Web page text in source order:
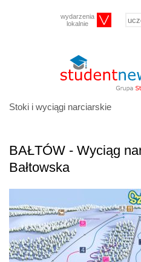
wydarzenia
lokalnie
Stoki i wyciągi narciarskie
BAŁTÓW - Wyciąg
Bałtowska